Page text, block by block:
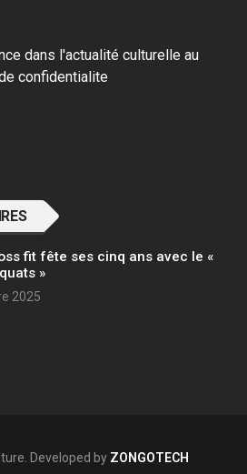
dans l'actualité culturelle au
confidentialite
fit fête ses cinq ans avec le «
»
2025
Developed by ZONGOTECH